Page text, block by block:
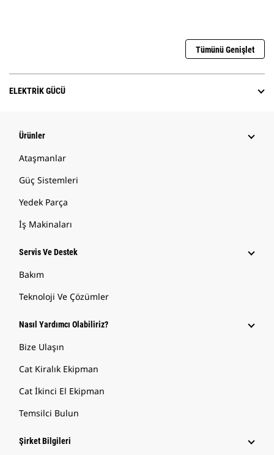
Tümünü Genişlet
ELEKTRIK GÜCÜ
Ürünler
Ataşmanlar
Güç Sistemleri
Yedek Parça
İş Makinaları
Servis Ve Destek
Bakım
Teknoloji Ve Çözümler
Nasıl Yardımcı Olabiliriz?
Bize Ulaşın
Cat Kiralık Ekipman
Cat İkinci El Ekipman
Temsilci Bulun
Şirket Bilgileri